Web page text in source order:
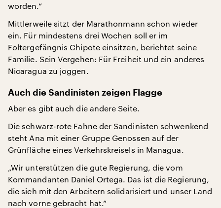
worden.“
Mittlerweile sitzt der Marathonmann schon wieder
ein. Für mindestens drei Wochen soll er im
Foltergefängnis Chipote einsitzen, berichtet seine
Familie. Sein Vergehen: Für Freiheit und ein anderes
Nicaragua zu joggen.
Auch die Sandinisten zeigen Flagge
Aber es gibt auch die andere Seite.
Die schwarz-rote Fahne der Sandinisten schwenkend
steht Ana mit einer Gruppe Genossen auf der
Grünfläche eines Verkehrskreisels in Managua.
„Wir unterstützen die gute Regierung, die vom
Kommandanten Daniel Ortega. Das ist die Regierung,
die sich mit den Arbeitern solidarisiert und unser Land
nach vorne gebracht hat.“